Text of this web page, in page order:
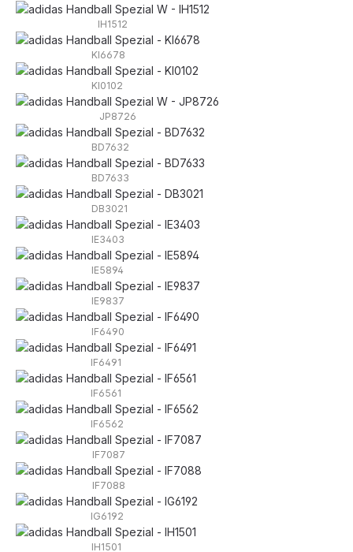
IH1512
KI6678
KI0102
JP8726
BD7632
BD7633
DB3021
IE3403
IE5894
IE9837
IF6490
IF6491
IF6561
IF6562
IF7087
IF7088
IG6192
IH1501